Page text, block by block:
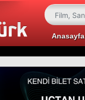
Anasayfa